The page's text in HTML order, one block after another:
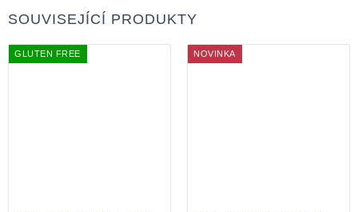
SOUVISEJÍCÍ PRODUKTY
GLUTEN FREE NOVINKA